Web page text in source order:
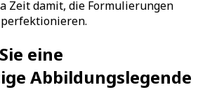
Zeit damit, die Formulierungen
eine
Abbildungslegende